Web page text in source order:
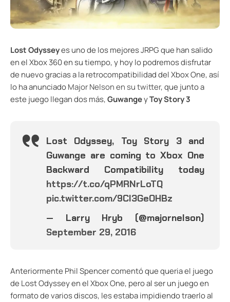
Lost Odysseyes uno de los mejores JRPG que han salido
en el Xbox 360 en su tiempo, y hoy lo podremos disfrutar
de nuevo gracias a la retrocompatibilidad del Xbox One, así
lo ha anunciadoMajor Nelson en su twitter, que junto a
este juego llegan dos más,GuwangeyToy Story 3
Lost Odyssey, Toy Story 3 and
Guwange are coming to Xbox One
Backward Compatibility today
https://t.co/qPMRNrLoTQ
pic.twitter.com/9CI3GeOHBz
— Larry Hryb (@majornelson)
September 29, 2016
Anteriormente Phil Spencer comentó que queria el juego
de Lost Odyssey en el Xbox One, pero al ser un juego en
formato de varios discos, les estaba impidiendo traerlo al